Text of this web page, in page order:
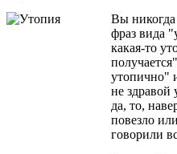
Вы
фраз вида
какая-то
утопично"
не здравой
да, то,
повезло
говорили